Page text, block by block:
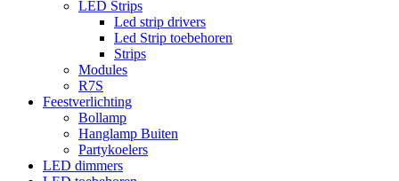
LED Strips
Led strip drivers
Led Strip toebehoren
Strips
Modules
R7S
Feestverlichting
Bollamp
Hanglamp Buiten
Partykoelers
LED dimmers